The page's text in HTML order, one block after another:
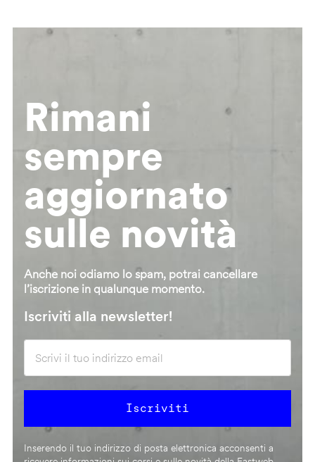
Rimani
sempre
aggiornato
sulle novità
Anche noi odiamo lo spam, potrai cancellare
l’iscrizione in qualunque momento.
Iscriviti alla newsletter!
Inserendo il tuo indirizzo di posta elettronica acconsenti a